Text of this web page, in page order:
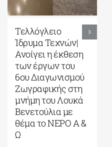
Τελλόγλειο
Ίδρυμα Τεχνών|
Ανοίγει η έκθεση
των έργων του
6ου Διαγωνισμού
Ζωγραφικής στη
μνήμη του Λουκά
Βενετούλια με
θέμα το ΝΕΡΟ Α &
Ω